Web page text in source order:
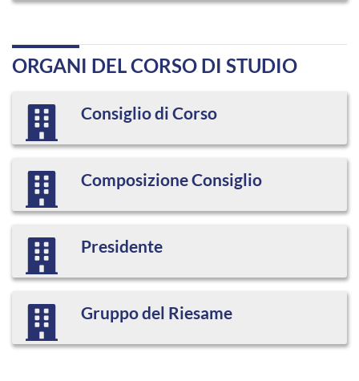
ORGANI DEL CORSO DI STUDIO
Consiglio di Corso
Composizione Consiglio
Presidente
Gruppo del Riesame